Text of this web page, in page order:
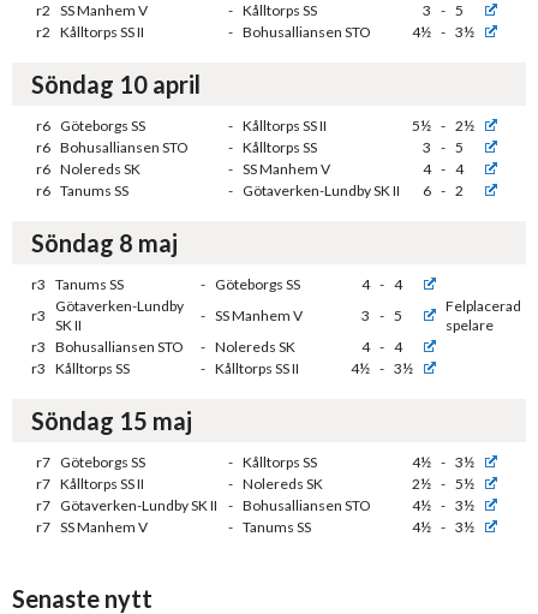
r2 SS Manhem V - Kålltorps SS 3 - 5
r2 Kålltorps SS II - Bohusalliansen STO 4½ - 3½
Söndag 10 april
r6 Göteborgs SS - Kålltorps SS II 5½ - 2½
r6 Bohusalliansen STO - Kålltorps SS 3 - 5
r6 Nolereds SK - SS Manhem V 4 - 4
r6 Tanums SS - Götaverken-Lundby SK II 6 - 2
Söndag 8 maj
r3 Tanums SS - Göteborgs SS 4 - 4
r3
Götaverken-Lundby
SK II
- SS Manhem V 3 - 5
Felplacerad
spelare
r3 Bohusalliansen STO - Nolereds SK 4 - 4
r3 Kålltorps SS - Kålltorps SS II 4½ - 3½
Söndag 15 maj
r7 Göteborgs SS - Kålltorps SS 4½ - 3½
r7 Kålltorps SS II - Nolereds SK 2½ - 5½
r7 Götaverken-Lundby SK II - Bohusalliansen STO 4½ - 3½
r7 SS Manhem V - Tanums SS 4½ - 3½
Senaste nytt